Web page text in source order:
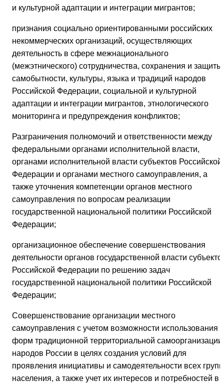
и культурной адаптации и интеграции мигрантов;
признания социально ориентированными российских
некоммерческих организаций, осуществляющих
деятельность в сфере межнационального
(межэтнического) сотрудничества, сохранения и защиты
самобытности, культуры, языка и традиций народов
Российской Федерации, социальной и культурной
адаптации и интеграции мигрантов, этнологического
мониторинга и предупреждения конфликтов;
Разграничения полномочий и ответственности между
федеральными органами исполнительной власти,
органами исполнительной власти субъектов Российской
Федерации и органами местного самоуправления, а
также уточнения компетенции органов местного
самоуправления по вопросам реализации
государственной национальной политики Российской
Федерации;
организационное обеспечение совершенствования
деятельности органов государственной власти
Российской Федерации по решению задач
государственной национальной политики Российской
Федерации;
Совершенствование организации местного
самоуправления с учетом возможности использования
форм традиционной территориальной самоорганизации
народов России в целях создания условий для
проявления инициативы и самодеятельности всех групп
населения, а также учет их интересов и потребностей в